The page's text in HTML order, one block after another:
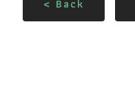
< Back